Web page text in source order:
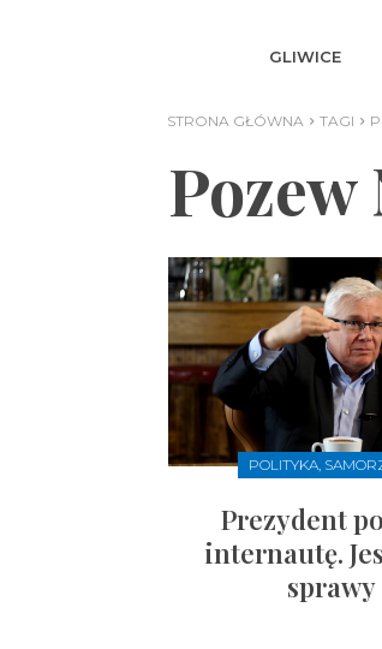
GLIWICE
STRONA GŁÓWNA TAGI
POLITYKA,
Prezydent
internautę.
sprawy